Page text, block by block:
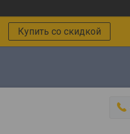
Купить со скидкой